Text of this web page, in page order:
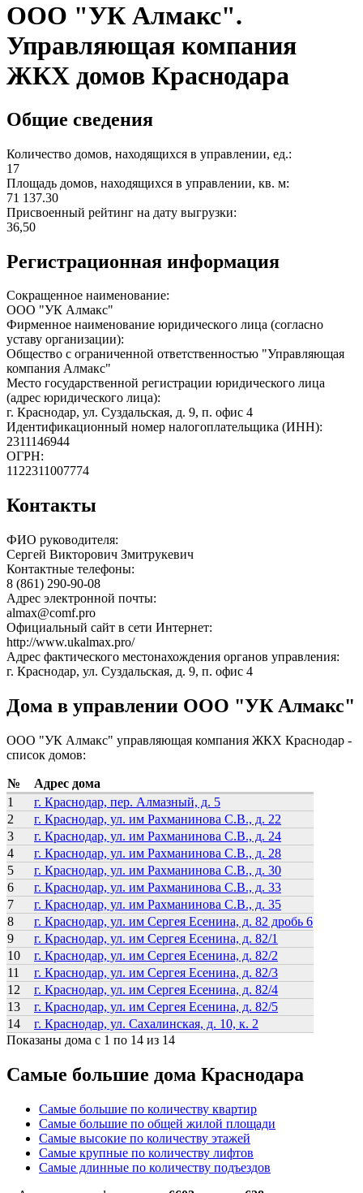
ООО "УК Алмакс".
Управляющая компания
ЖКХ домов Краснодара
Общие сведения
Количество домов, находящихся в управлении, ед.:
17
Площадь домов, находящихся в управлении, кв. м:
71 137.30
Присвоенный рейтинг на дату выгрузки:
36,50
Регистрационная информация
Сокращенное наименование:
ООО "УК Алмакс"
Фирменное наименование юридического лица (согласно
уставу организации):
Общество с ограниченной ответственностью "Управляющая
компания Алмакс"
Место государственной регистрации юридического лица
(адрес юридического лица):
г. Краснодар, ул. Суздальская, д. 9, п. офис 4
Идентификационный номер налогоплательщика (ИНН):
2311146944
ОГРН:
1122311007774
Контакты
ФИО руководителя:
Сергей Викторович Змитрукевич
Контактные телефоны:
8 (861) 290-90-08
Адрес электронной почты:
almax@comf.pro
Официальный сайт в сети Интернет:
http://www.ukalmax.pro/
Адрес фактического местонахождения органов управления:
г. Краснодар, ул. Суздальская, д. 9, п. офис 4
Дома в управлении ООО "УК Алмакс"
ООО "УК Алмакс" управляющая компания ЖКХ Краснодар -
список домов:
№
Адрес дома
1
г. Краснодар, пер. Алмазный, д. 5
2
г. Краснодар, ул. им Рахманинова С.В., д. 22
3
г. Краснодар, ул. им Рахманинова С.В., д. 24
4
г. Краснодар, ул. им Рахманинова С.В., д. 28
5
г. Краснодар, ул. им Рахманинова С.В., д. 30
6
г. Краснодар, ул. им Рахманинова С.В., д. 33
7
г. Краснодар, ул. им Рахманинова С.В., д. 35
8
г. Краснодар, ул. им Сергея Есенина, д. 82 дробь 6
9
г. Краснодар, ул. им Сергея Есенина, д. 82/1
10
г. Краснодар, ул. им Сергея Есенина, д. 82/2
11
г. Краснодар, ул. им Сергея Есенина, д. 82/3
12
г. Краснодар, ул. им Сергея Есенина, д. 82/4
13
г. Краснодар, ул. им Сергея Есенина, д. 82/5
14
г. Краснодар, ул. Сахалинская, д. 10, к. 2
Показаны дома с 1 по 14 из 14
Самые большие дома Краснодара
Самые большие по количеству квартир
Самые большие по общей жилой площади
Самые высокие по количеству этажей
Самые крупные по количеству лифтов
Самые длинные по количеству подъездов